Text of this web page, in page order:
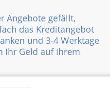
Angebote gefällt,
das Kreditangebot
und 3-4 Werktage
Ihr Geld auf Ihrem